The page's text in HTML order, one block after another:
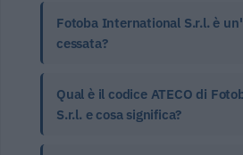
Fotoba International S.r.l. è
cessata?
Qual è il codice ATECO di
S.r.l. e cosa significa?